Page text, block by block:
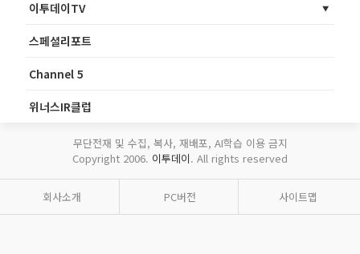
이투데이TV
스페셜리포트
Channel 5
위너스IR클럽
무단전재 및 수집, 복사, 재배포, AI학습 이용 금지
Copyright 2006. 이투데이. All rights reserved
회사소개 PC버전 사이트맵